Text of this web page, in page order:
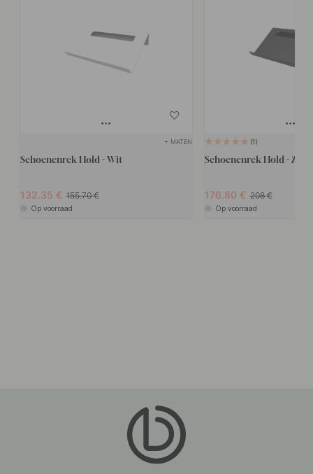
+ MATEN
Schoenenrek Hold - Wit
132.35 155.70
Op voorraad
1
Schoenenrek Hold -
176.80 208
Op voorraad